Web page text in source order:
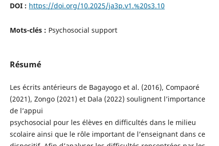
DOI : https://doi.org/10.2025/ja3p.v1.%20s3.10
Mots-clés : Psychosocial support
Résumé
Les écrits antérieurs de Bagayogo et al. (2016), Compaoré
(2021), Zongo (2021) et Dala (2022) soulignent l’importance
de l’appui
psychosocial pour les élèves en difficultés dans le milieu
scolaire ainsi que le rôle important de l’enseignant dans ce